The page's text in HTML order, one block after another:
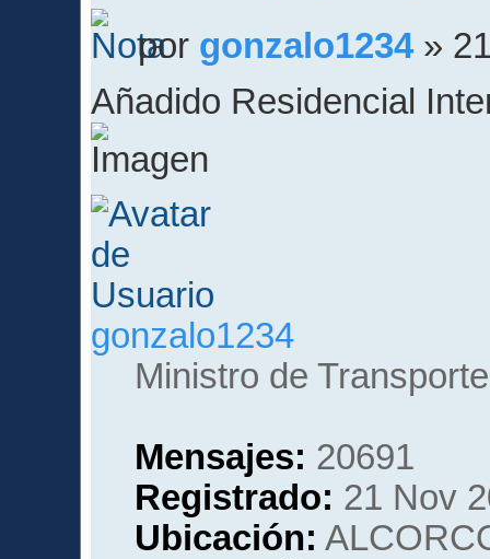
por gonzalo1234»
Añadido Residencial
gonzalo1234
Ministro de Transporte
Mensajes: 20691
Registrado: 21 Nov
Ubicación: